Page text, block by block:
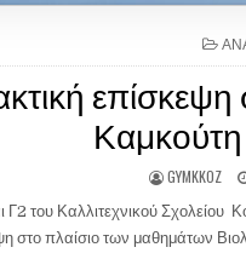
P
O
D
I
N
επίσκεψη
GYMKKOZ
Γ2 του Καλλιτεχνικού
στο πλαίσιο των μαθημάτων